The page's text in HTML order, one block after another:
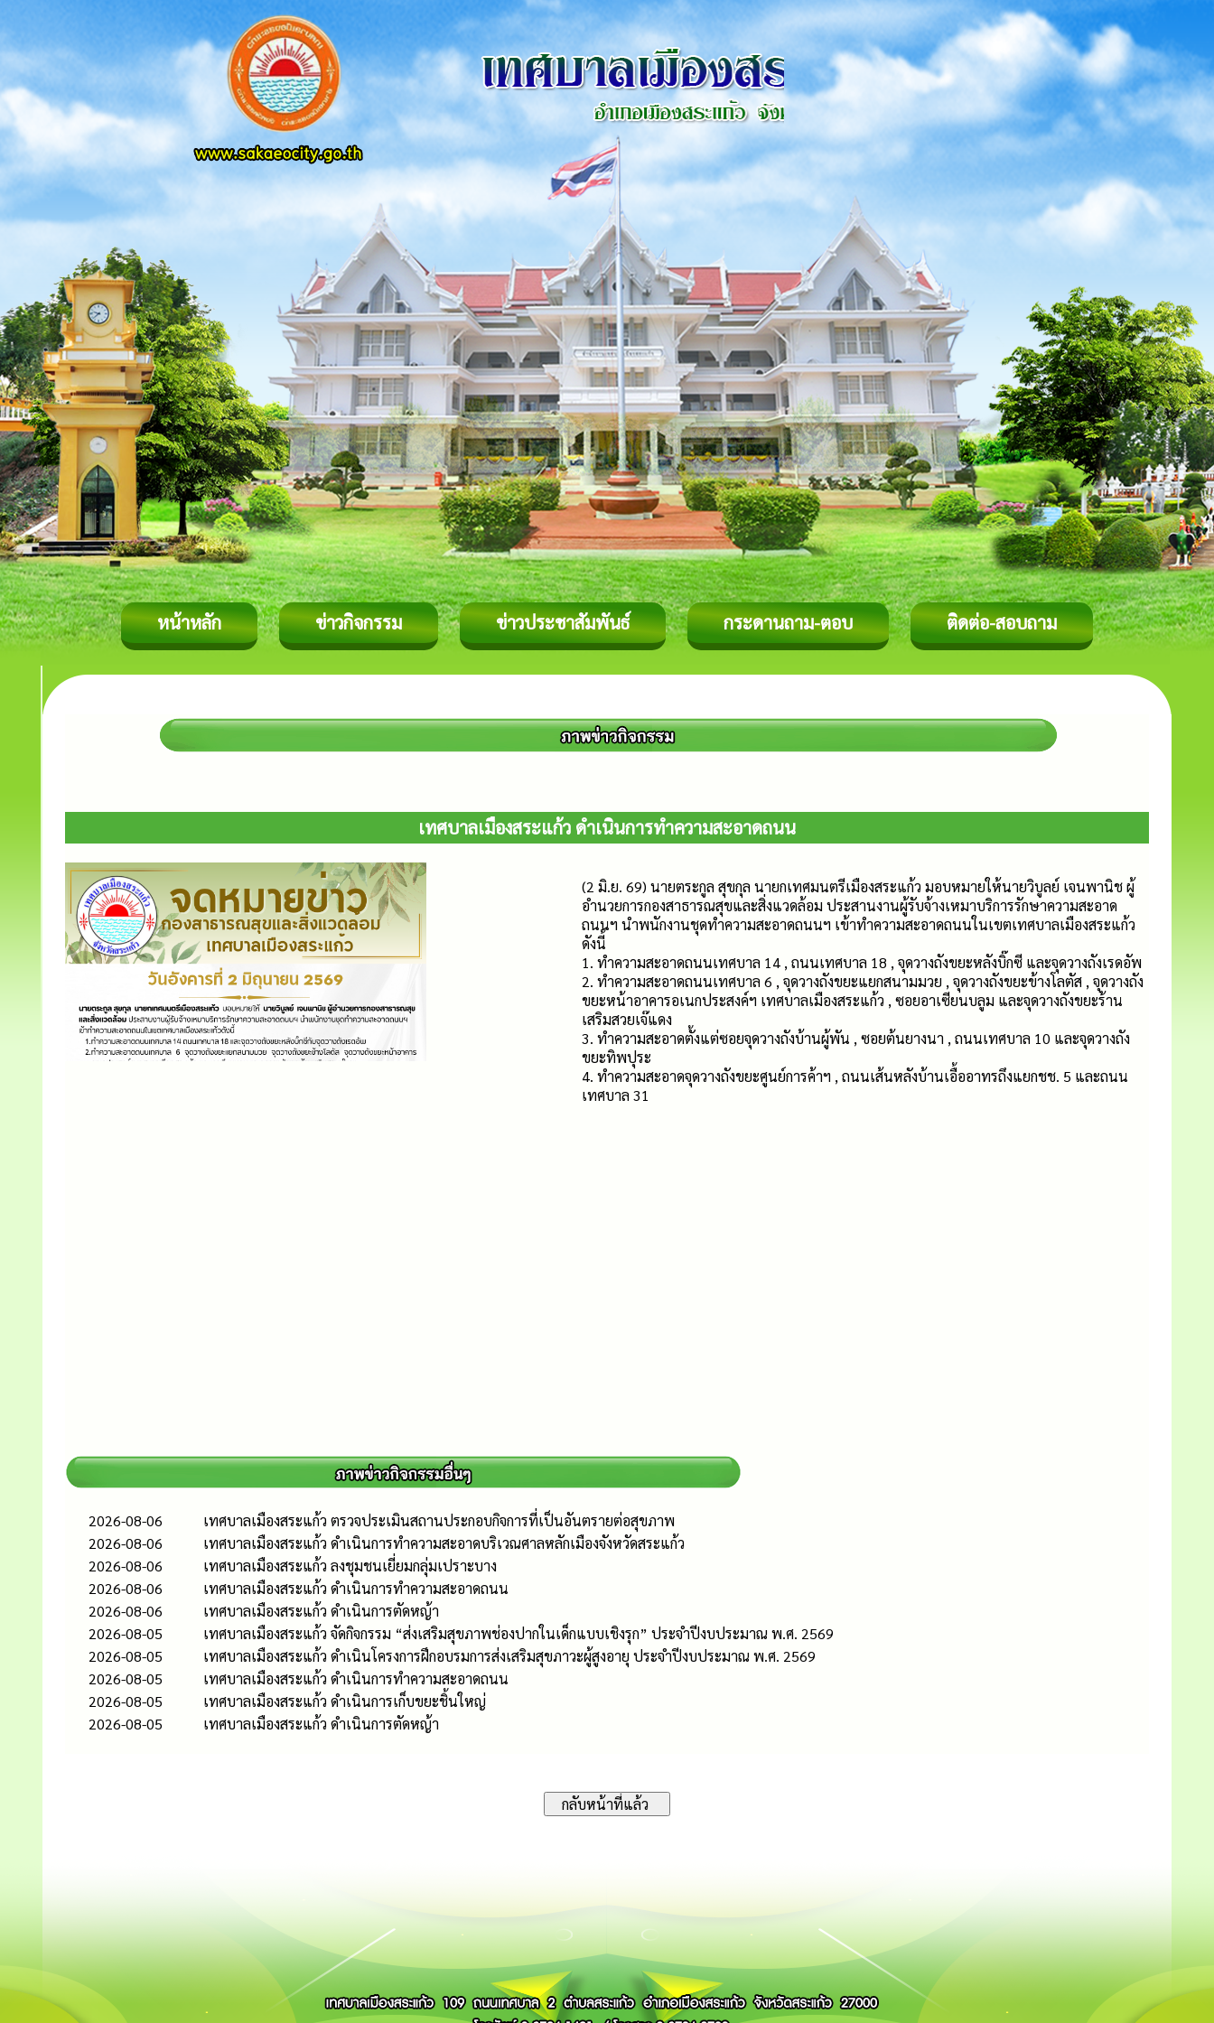
หน้าหลัก ข่าวกิจกรรม ข่าวประชาสัมพันธ์ กระดานถาม-ตอบ ติดต่อ-สอบถาม
เทศบาลเมืองสระแก้ว ดำเนินการทำความสะอาดถนน
(2 มิ.ย. 69) นายตระกูล สุขกุล นายกเทศมนตรีเมืองสระแก้ว มอบหมายให้นายวิบูลย์ เจนพานิช ผู้
อำนวยการกองสาธารณสุขและสิ่งแวดล้อม ประสานงานผู้รับจ้างเหมาบริการรักษาความสะอาด
ถนนฯ นำพนักงานชุดทำความสะอาดถนนฯ เข้าทำความสะอาดถนนในเขตเทศบาลเมืองสระแก้ว
ดังนี้
1. ทำความสะอาดถนนเทศบาล 14 , ถนนเทศบาล 18 , จุดวางถังขยะหลังบิ๊กซี และจุดวางถังเรดอัพ
2. ทำความสะอาดถนนเทศบาล 6 , จุดวางถังขยะแยกสนามมวย , จุดวางถังขยะข้างโลตัส , จุดวางถัง
ขยะหน้าอาคารอเนกประสงค์ฯ เทศบาลเมืองสระแก้ว , ซอยอาเซียนบลูม และจุดวางถังขยะร้าน
เสริมสวยเจ๊แดง
3. ทำความสะอาดตั้งแต่ซอยจุดวางถังบ้านผู้พัน , ซอยต้นยางนา , ถนนเทศบาล 10 และจุดวางถัง
ขยะทิพปุระ
4. ทำความสะอาดจุดวางถังขยะศูนย์การค้าฯ , ถนนเส้นหลังบ้านเอื้ออาทรถึงแยกชช. 5 และถนน
เทศบาล 31
2026-08-06
เทศบาลเมืองสระแก้ว ตรวจประเมินสถานประกอบกิจการที่เป็นอันตรายต่อสุขภาพ
2026-08-06
เทศบาลเมืองสระแก้ว ดำเนินการทำความสะอาดบริเวณศาลหลักเมืองจังหวัดสระแก้ว
2026-08-06
เทศบาลเมืองสระแก้ว ลงชุมชนเยี่ยมกลุ่มเปราะบาง
2026-08-06
เทศบาลเมืองสระแก้ว ดำเนินการทำความสะอาดถนน
2026-08-06
เทศบาลเมืองสระแก้ว ดำเนินการตัดหญ้า
2026-08-05
เทศบาลเมืองสระแก้ว จัดกิจกรรม “ส่งเสริมสุขภาพช่องปากในเด็กแบบเชิงรุก” ประจำปีงบประมาณ พ.ศ. 2569
2026-08-05
เทศบาลเมืองสระแก้ว ดำเนินโครงการฝึกอบรมการส่งเสริมสุขภาวะผู้สูงอายุ ประจำปีงบประมาณ พ.ศ. 2569
2026-08-05
เทศบาลเมืองสระแก้ว ดำเนินการทำความสะอาดถนน
2026-08-05
เทศบาลเมืองสระแก้ว ดำเนินการเก็บขยะชิ้นใหญ่
2026-08-05
เทศบาลเมืองสระแก้ว ดำเนินการตัดหญ้า